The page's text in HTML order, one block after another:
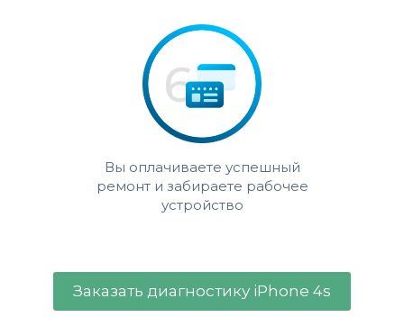
Вы оплачиваете успешный
ремонт и забираете рабочее
устройство
Заказать диагностику iPhone 4s